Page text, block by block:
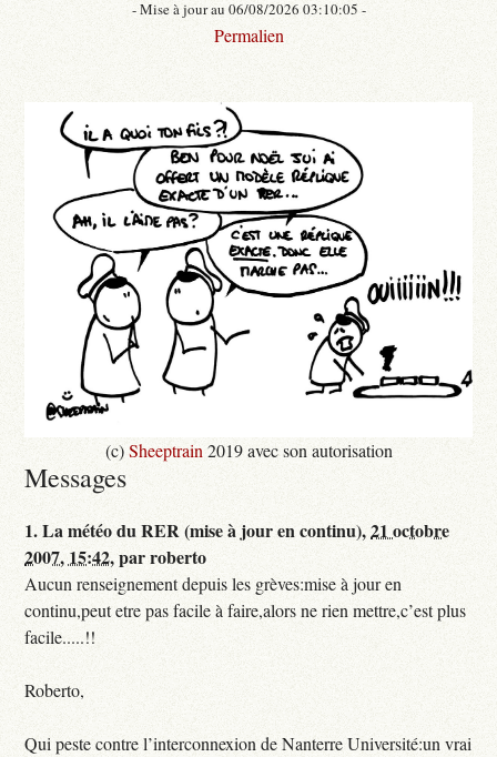
- Mise à jour au 06/08/2026 03:10:05 -
Permalien
(c)Sheeptrain 2019 avec son autorisation
Messages
1.La météo du RER (mise à jour en continu),21 octobre
2007, 15:42,parroberto
Aucun renseignement depuis les grèves:mise à jour en
continu,peut etre pas facile à faire,alors ne rien mettre,c’est plus
facile.....!!
Roberto,
Qui peste contre l’interconnexion de Nanterre Université:un vrai